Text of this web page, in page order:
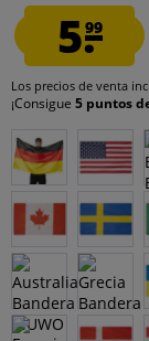
5.99
Los precios de venta
¡Consigue 5 puntos